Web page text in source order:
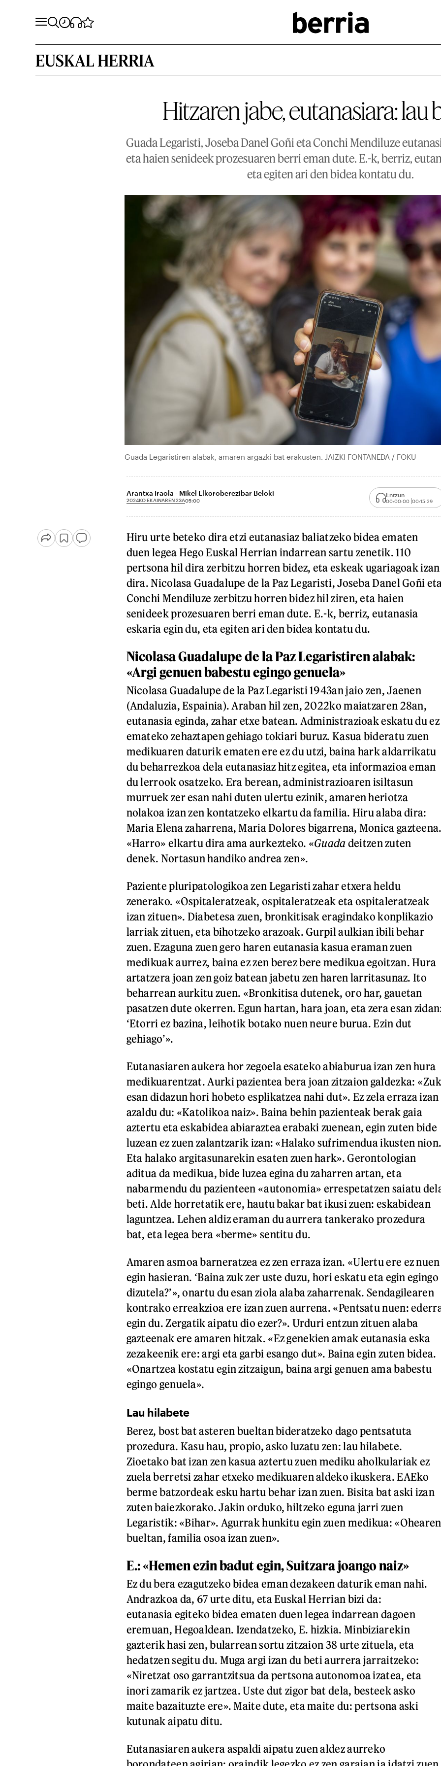
EUSKAL HERRIA
Hitzaren jabe, eutanasiara: lau
Guada Legaristi, Joseba Danel Goñi eta Conchi Mendiluze
eta haien senideek prozesuaren berri eman dute. E.-k, berriz,
eta egiten ari den bidea kontatu du.
Guada Legaristiren alabak, amaren argazki bat erakusten. JAIZKI FONTANEDA / FOKU
Arantxa Iraola - Mikel Elkoroberezibar Beloki
2024KO EKAINAREN 23A05:00
Entzun
00:00:00 00:15:29
Hiru urte beteko dira etzi eutanasiaz baliatzeko bidea ematen
duen legea Hego Euskal Herrian indarrean sartu zenetik. 110
pertsona hil dira zerbitzu horren bidez, eta eskeak ugariagoak izan
dira. Nicolasa Guadalupe de la Paz Legaristi, Joseba Danel Goñi
Conchi Mendiluze zerbitzu horren bidez hil ziren, eta haien
senideek prozesuaren berri eman dute. E.-k, berriz, eutanasia
eskaria egin du, eta egiten ari den bidea kontatu du.
Nicolasa Guadalupe de la Paz Legaristiren alabak:
«Argi genuen babestu egingo genuela»
Nicolasa Guadalupe de la Paz Legaristi 1943an jaio zen, Jaenen
(Andaluzia, Espainia). Araban hil zen, 2022ko maiatzaren 28an,
eutanasia eginda, zahar etxe batean. Administrazioak eskatu du ez
emateko zehaztapen gehiago tokiari buruz. Kasua bideratu zuen
medikuaren daturik ematen ere ez du utzi, baina hark aldarrikatu
du beharrezkoa dela eutanasiaz hitz egitea, eta informazioa eman
du lerrook osatzeko. Era berean, administrazioaren isiltasun
murruek zer esan nahi duten ulertu ezinik, amaren heriotza
nolakoa izan zen kontatzeko elkartu da familia. Hiru alaba dira:
Maria Elena zaharrena, Maria Dolores bigarrena, Monica
«Harro» elkartu dira ama aurkezteko. «Guada deitzen zuten
denek. Nortasun handiko andrea zen».
Paziente pluripatologikoa zen Legaristi zahar etxera heldu
zenerako. «Ospitaleratzeak, ospitaleratzeak eta ospitaleratzeak
izan zituen». Diabetesa zuen, bronkitisak eragindako konplikazio
larriak zituen, eta bihotzeko arazoak. Gurpil aulkian ibili behar
zuen. Ezaguna zuen gero haren eutanasia kasua eraman zuen
medikuak aurrez, baina ez zen berez bere medikua egoitzan. Hura
artatzera joan zen goiz batean jabetu zen haren larritasunaz. Ito
beharrean aurkitu zuen. «Bronkitisa dutenek, oro har, gauetan
pasatzen dute okerren. Egun hartan, hara joan, eta zera esan
‘Etorri ez bazina, leihotik botako nuen neure burua. Ezin dut
gehiago’».
Eutanasiaren aukera hor zegoela esateko abiaburua izan zen hura
medikuarentzat. Aurki pazientea bera joan zitzaion galdezka: «Zuk
esan didazun hori hobeto esplikatzea nahi dut». Ez zela erraza izan
azaldu du: «Katolikoa naiz». Baina behin pazienteak berak gaia
aztertu eta eskabidea abiaraztea erabaki zuenean, egin zuten bide
luzean ez zuen zalantzarik izan: «Halako sufrimendua ikusten
Eta halako argitasunarekin esaten zuen hark». Gerontologian
aditua da medikua, bide luzea egina du zaharren artan, eta
nabarmendu du pazienteen «autonomia» errespetatzen saiatu
beti. Alde horretatik ere, hautu bakar bat ikusi zuen: eskabidean
laguntzea. Lehen aldiz eraman du aurrera tankerako prozedura
bat, eta legea bera «berme» sentitu du.
Amaren asmoa barneratzea ez zen erraza izan. «Ulertu ere ez nuen
egin hasieran. ‘Baina zuk zer uste duzu, hori eskatu eta egin egingo
dizutela?’», onartu du esan ziola alaba zaharrenak. Sendagilearen
kontrako erreakzioa ere izan zuen aurrena. «Pentsatu nuen:
egin du. Zergatik aipatu dio ezer?». Urduri entzun zituen alaba
gazteenak ere amaren hitzak. «Ez genekien amak eutanasia eska
zezakeenik ere: argi eta garbi esango dut». Baina egin zuten bidea.
«Onartzea kostatu egin zitzaigun, baina argi genuen ama babestu
egingo genuela».
Lau hilabete
Berez, bost bat asteren bueltan bideratzeko dago pentsatuta
prozedura. Kasu hau, propio, asko luzatu zen: lau hilabete.
Zioetako bat izan zen kasua aztertu zuen mediku aholkulariak ez
zuela berretsi zahar etxeko medikuaren aldeko ikuskera. EAEko
berme batzordeak esku hartu behar izan zuen. Bisita bat aski izan
zuten baiezkorako. Jakin orduko, hiltzeko eguna jarri zuen
Legaristik: «Bihar». Agurrak hunkitu egin zuen medikua: «Ohearen
bueltan, familia osoa izan zuen».
E.: «Hemen ezin badut egin, Suitzara joango naiz»
Ez du bera ezagutzeko bidea eman dezakeen daturik eman nahi.
Andrazkoa da, 67 urte ditu, eta Euskal Herrian bizi da:
eutanasia egiteko bidea ematen duen legea indarrean dagoen
eremuan, Hegoaldean. Izendatzeko, E. hizkia. Minbiziarekin
gazterik hasi zen, bularrean sortu zitzaion 38 urte zituela, eta
hedatzen segitu du. Muga argi izan du beti aurrera jarraitzeko:
«Niretzat oso garrantzitsua da pertsona autonomoa izatea, eta
inori zamarik ez jartzea. Uste dut zigor bat dela, besteek asko
maite bazaituzte ere». Maite dute, eta maite du: pertsona aski
kutunak aipatu ditu.
Eutanasiaren aukera aspaldi aipatu zuen aldez aurreko